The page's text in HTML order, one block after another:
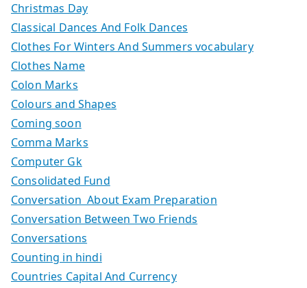
Christmas Day
Classical Dances And Folk Dances
Clothes For Winters And Summers vocabulary
Clothes Name
Colon Marks
Colours and Shapes
Coming soon
Comma Marks
Computer Gk
Consolidated Fund
Conversation About Exam Preparation
Conversation Between Two Friends
Conversations
Counting in hindi
Countries Capital And Currency